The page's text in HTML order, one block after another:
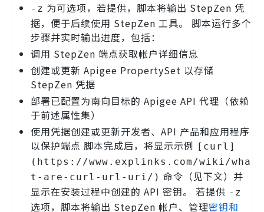
-z 为可选项，若提供，脚本将输出 StepZen 凭
据，便于后续使用 StepZen 工具。 脚本运行多个
步骤并实时输出进度，包括：
调用 StepZen 端点获取帐户详细信息
创建或更新 Apigee PropertySet 以存储
StepZen 凭据
部署已配置为南向目标的 Apigee API 代理（依赖
于前述属性集）
使用凭据创建或更新开发者、API 产品和应用程序
以保护端点 脚本完成后，将显示示例
[curl]
(https://www.explinks.com/wiki/wha
t-are-curl-url-uri/) 命令（见下文）并
显示在安装过程中创建的 API 密钥。 若提供 -z
选项，脚本将输出 StepZen 帐户、管理密钥和